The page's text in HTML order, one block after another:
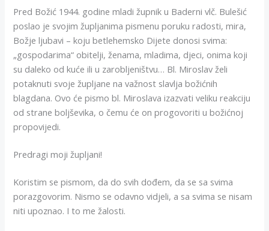
Pred Božić 1944. godine mladi župnik u Baderni vlč. Bulešić
poslao je svojim župljanima pismenu poruku radosti, mira,
Božje ljubavi – koju betlehemsko Dijete donosi svima:
„gospodarima“ obitelji, ženama, mladima, djeci, onima koji
su daleko od kuće ili u zarobljeništvu… Bl. Miroslav želi
potaknuti svoje župljane na važnost slavlja božićnih
blagdana. Ovo će pismo bl. Miroslava izazvati veliku reakciju
od strane boljševika, o čemu će on progovoriti u božićnoj
propovijedi.
Predragi moji župljani!
Koristim se pismom, da do svih dođem, da se sa svima
porazgovorim. Nismo se odavno vidjeli, a sa svima se nisam
niti upoznao. I to me žalosti.